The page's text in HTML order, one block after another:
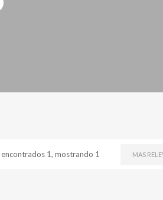
1, mostrando 1